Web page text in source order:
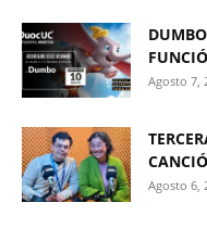
Agosto 7,
Agosto 6,